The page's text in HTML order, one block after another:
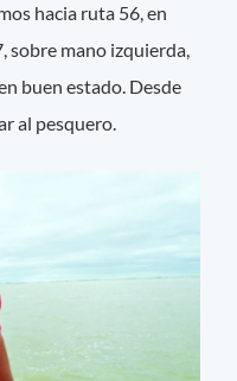
hacia ruta 56, en
sobre mano izquierda,
buen estado. Desde
al pesquero.